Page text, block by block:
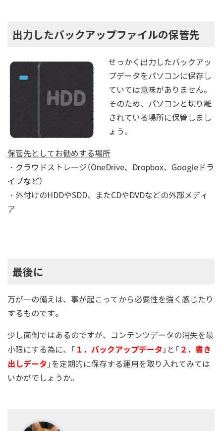
出力したバックアップファイルの保管先
せっかく出力したバックアッ
プデータをパソコンに保存し
ていては意味がありません。
そのため、パソコンと切り離
されている場所に保管しまし
ょう。
保管先としてお勧めする場所
・クラウドストレージ（OneDrive、Dropbox、Googleドラ
イブなど）
・外付けのHDDやSDD、またCDやDVDなどの外部メディ
ア
最後に
万が一の備えは、事が起こってから必要性を強く感じたり
するものです。
少し面倒ではあるのですが、コンテンツデータの消失を最
小限にする為に、「１．バックアップデータ 」と「 ２．書き
出しデータ 」を定期的に保存する運用を取り入れてみては
いかがでしょうか。